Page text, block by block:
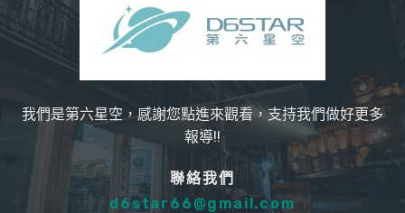
我們是第六星空，感謝您點進來觀看，支持我們做好更多
報導!!
聯絡我們
d6star66@gmail.com